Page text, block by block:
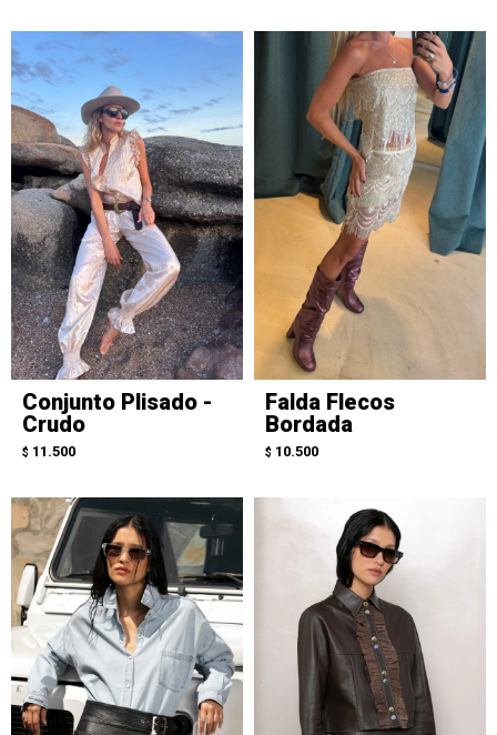
Conjunto Plisado -
Crudo
$ 11.500
Falda Flecos
Bordada
$ 10.500